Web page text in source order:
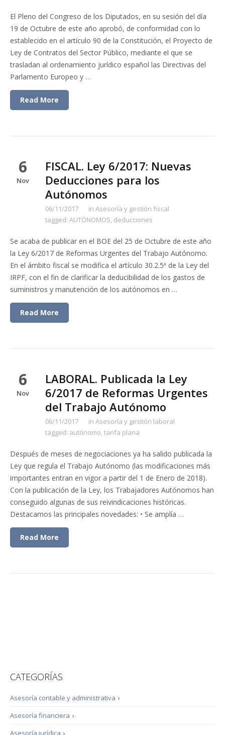
El Pleno del Congreso de los Diputados, en su sesión del día
19 de Octubre de este año aprobó, de conformidad con lo
establecido en el artículo 90 de la Constitución, el Proyecto de
Ley de Contratos del Sector Público, mediante el que se
trasladan al ordenamiento jurídico español las Directivas del
Parlamento Europeo y …
Read More
6
Nov
FISCAL. Ley 6/2017: Nuevas
Deducciones para los
Autónomos
06/11/2017 in Asesoría y gestión fiscal
tagged: AUTÓNOMOS, deducciones
Se acaba de publicar en el BOE del 25 de Octubre de este año
la Ley 6/2017 de Reformas Urgentes del Trabajo Autónomo.
En el ámbito fiscal se modifica el artículo 30.2.5ª de la Ley del
IRPF, con el fin de clarificar la deducibilidad de los gastos de
suministros y manutención de los autónomos en …
Read More
6
Nov
LABORAL. Publicada la Ley
6/2017 de Reformas Urgentes
del Trabajo Autónomo
06/11/2017 in Asesoría y gestión laboral
tagged: autónomo,tarifa plana
Después de meses de negociaciones ya ha salido publicada la
Ley que regula el Trabajo Autónomo (las modificaciones más
importantes entran en vigor a partir del 1 de Enero de 2018).
Con la publicación de la Ley, los Trabajadores Autónomos han
conseguido algunas de sus reivindicaciones históricas.
Destacamos las principales novedades: • Se amplía …
Read More
CATEGORÍAS
›
Asesoría contable y administrativa
›
Asesoría financiera
›
Asesoría jurídica